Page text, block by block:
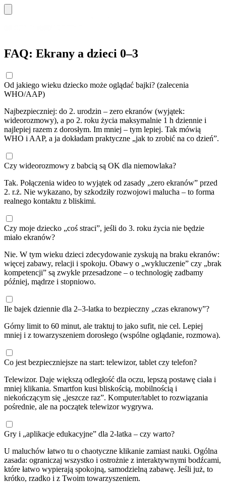
FAQ: Ekrany a dzieci 0–3
Od jakiego wieku dziecko może oglądać bajki? (zalecenia
WHO/AAP)
Najbezpieczniej: do 2. urodzin – zero ekranów (wyjątek:
wideorozmowy), a po 2. roku życia maksymalnie 1 h dziennie i
najlepiej razem z dorosłym. Im mniej – tym lepiej. Tak mówią
WHO i AAP, a ja dokładam praktyczne „jak to zrobić na co dzień”.
Czy wideorozmowy z babcią są OK dla niemowlaka?
Tak. Połączenia wideo to wyjątek od zasady „zero ekranów” przed
2. r.ż. Nie wykazano, by szkodziły rozwojowi malucha – to forma
realnego kontaktu z bliskimi.
Czy moje dziecko „coś straci”, jeśli do 3. roku życia nie będzie
miało ekranów?
Nie. W tym wieku dzieci zdecydowanie zyskują na braku ekranów:
więcej zabawy, relacji i spokoju. Obawy o „wykluczenie” czy „brak
kompetencji” są zwykle przesadzone – o technologię zadbamy
później, mądrze i stopniowo.
Ile bajek dziennie dla 2–3-latka to bezpieczny „czas ekranowy”?
Górny limit to 60 minut, ale traktuj to jako sufit, nie cel. Lepiej
mniej i z towarzyszeniem dorosłego (wspólne oglądanie, rozmowa).
Co jest bezpieczniejsze na start: telewizor, tablet czy telefon?
Telewizor. Daje większą odległość dla oczu, lepszą postawę ciała i
mniej klikania. Smartfon kusi bliskością, mobilnością i
niekończącym się „jeszcze raz”. Komputer/tablet to rozwiązania
pośrednie, ale na początek telewizor wygrywa.
Gry i „aplikacje edukacyjne” dla 2-latka – czy warto?
U maluchów łatwo tu o chaotyczne klikanie zamiast nauki. Ogólna
zasada: ograniczaj wszystko i ostrożnie z interaktywnymi bodźcami,
które łatwo wypierają spokojną, samodzielną zabawę. Jeśli już, to
krótko, rzadko i z Twoim towarzyszeniem.